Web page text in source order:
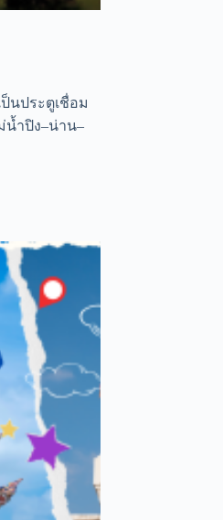
นประตูเชื่อม
น้ำปิง–น่าน–